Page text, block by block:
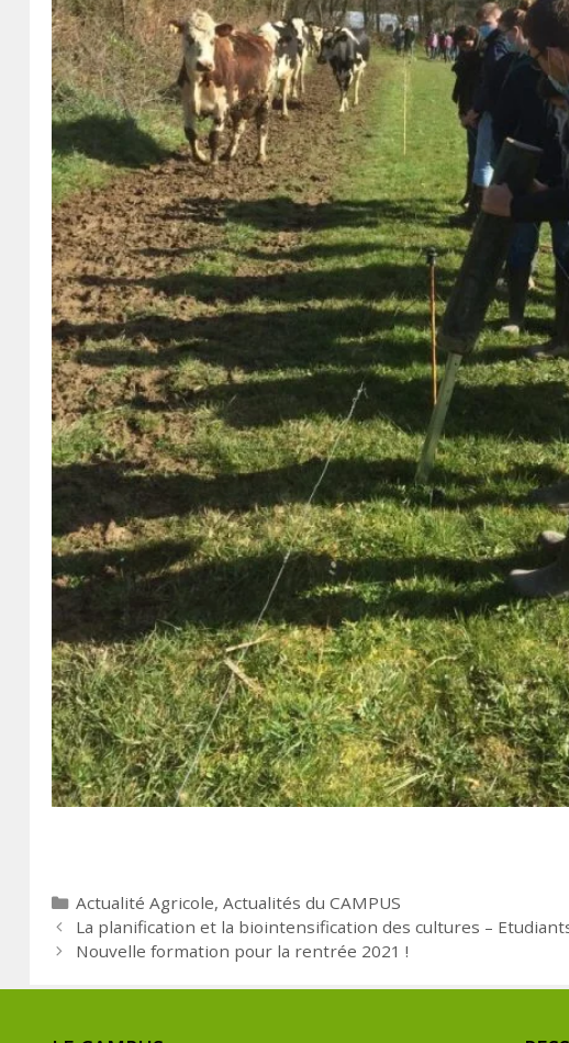
Actualité Agricole,Actualités du CAMPUS
La planification et la biointensification des cultures –
Nouvelle formation pour la rentrée 2021 !